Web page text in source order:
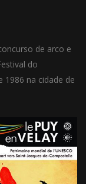
de arco e
do
1986 na cidade de